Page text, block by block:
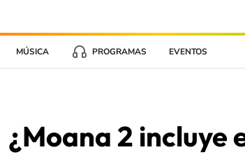
MÚSICA PROGRAMAS EVENTOS
¿Moana 2 incluye